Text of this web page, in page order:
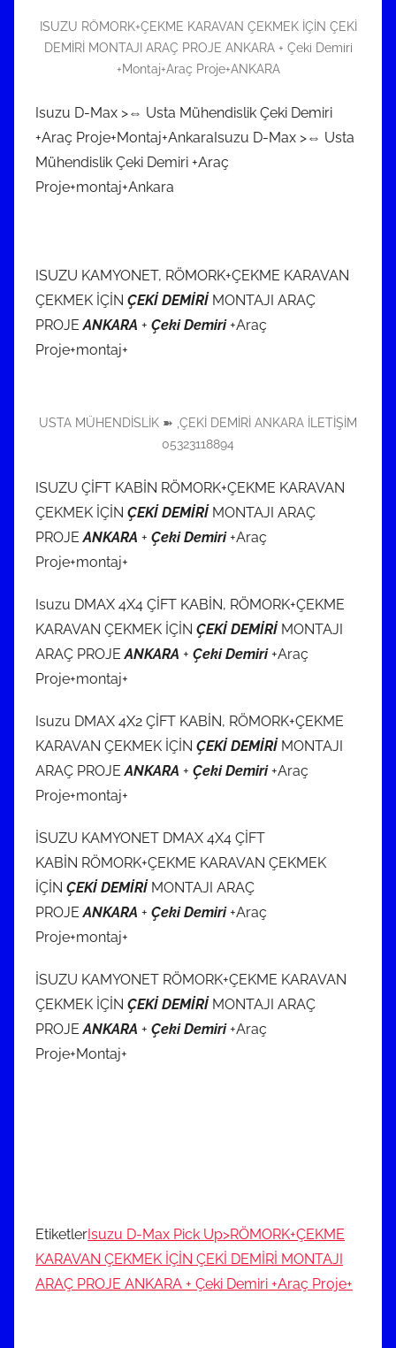
ISUZU RÖMORK+ÇEKME KARAVAN ÇEKMEK İÇİN ÇEKİ
DEMİRİ MONTAJI ARAÇ PROJE ANKARA + Çeki Demiri
+Montaj+Araç Proje+ANKARA
Isuzu D-Max >⇔ Usta Mühendislik Çeki Demiri
+Araç Proje+Montaj+AnkaraIsuzu D-Max >⇔ Usta
Mühendislik Çeki Demiri +Araç
Proje+montaj+Ankara
ISUZU KAMYONET, RÖMORK+ÇEKME KARAVAN
ÇEKMEK İÇİN ÇEKİ DEMİRİ MONTAJI ARAÇ
PROJEANKARA + Çeki Demiri+Araç
Proje+montaj+
USTA MÜHENDİSLİK ➽ ,ÇEKİ DEMİRİ ANKARA İLETİŞİM
05323118894
ISUZU ÇİFT KABİN RÖMORK+ÇEKME KARAVAN
ÇEKMEK İÇİN ÇEKİ DEMİRİ MONTAJI ARAÇ
PROJEANKARA + Çeki Demiri+Araç
Proje+montaj+
Isuzu DMAX 4X4 ÇİFT KABİN, RÖMORK+ÇEKME
KARAVAN ÇEKMEK İÇİN ÇEKİ DEMİRİ MONTAJI
ARAÇ PROJEANKARA + Çeki Demiri+Araç
Proje+montaj+
Isuzu DMAX 4X2 ÇİFT KABİN, RÖMORK+ÇEKME
KARAVAN ÇEKMEK İÇİN ÇEKİ DEMİRİ MONTAJI
ARAÇ PROJEANKARA + Çeki Demiri+Araç
Proje+montaj+
İSUZU KAMYONET DMAX 4X4 ÇİFT
KABİN RÖMORK+ÇEKME KARAVAN ÇEKMEK
İÇİN ÇEKİ DEMİRİ MONTAJI ARAÇ
PROJEANKARA + Çeki Demiri+Araç
Proje+montaj+
İSUZU KAMYONET RÖMORK+ÇEKME KARAVAN
ÇEKMEK İÇİN ÇEKİ DEMİRİ MONTAJI ARAÇ
PROJEANKARA + Çeki Demiri+Araç
Proje+Montaj+
Etiketler Isuzu D-Max Pick Up>RÖMORK+ÇEKME
KARAVAN ÇEKMEK İÇİN ÇEKİ DEMİRİ MONTAJI
ARAÇ PROJE ANKARA + Çeki Demiri +Araç Proje+